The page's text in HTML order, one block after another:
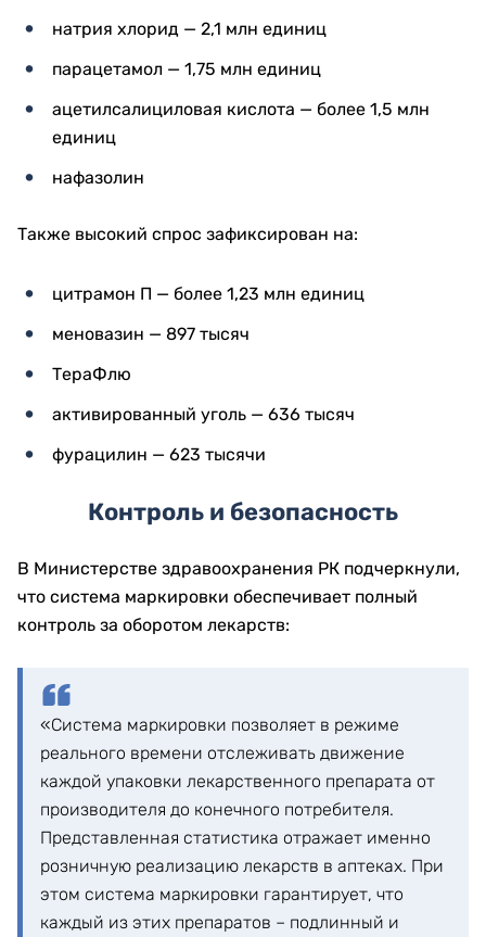
натрия хлорид — 2,1 млн единиц
парацетамол — 1,75 млн единиц
ацетилсалициловая кислота — более 1,5 млн
единиц
нафазолин
Также высокий спрос зафиксирован на:
цитрамон П — более 1,23 млн единиц
меновазин — 897 тысяч
ТераФлю
активированный уголь — 636 тысяч
фурацилин — 623 тысячи
Контроль и безопасность
В Министерстве здравоохранения РК подчеркнули,
что система маркировки обеспечивает полный
контроль за оборотом лекарств:
«Система маркировки позволяет в режиме
реального времени отслеживать движение
каждой упаковки лекарственного препарата от
производителя до конечного потребителя.
Представленная статистика отражает именно
розничную реализацию лекарств в аптеках. При
этом система маркировки гарантирует, что
каждый из этих препаратов – подлинный и